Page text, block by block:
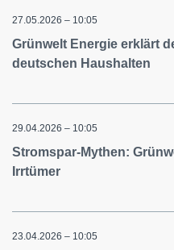
27.05.2026 – 10:05
Grünwelt Energie erklärt
deutschen Haushalten
29.04.2026 – 10:05
Stromspar-Mythen:
Irrtümer
23.04.2026 – 10:05